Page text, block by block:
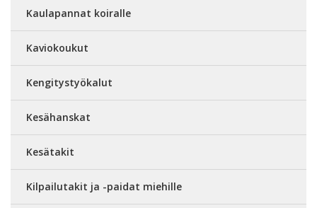
Kaulapannat koiralle
Kaviokoukut
Kengitystyökalut
Kesähanskat
Kesätakit
Kilpailutakit ja -paidat miehille